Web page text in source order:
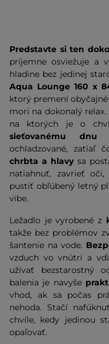
Predstavte si ten
príjemne osviežuje a
hladine bez jedinej
Aqua Lounge 160 x
ktorý premení
mori na dokonalý
na ktorých je o
sieťovanému dnu
ochladzované, zatiaľ
chrbta a hlavysa
natiahnuť, zavrieť
pustiť obľúbený letný
vibe.
Ležadlo je vyrobené z
takže bez problémov
šantenie na vode.
vzduch vo vnútri a
užívať bezstarostný
balenia je navyše
vhod, ak sa počas
nehoda. Stačí
chvíle, kedy jedinou
opaľovať.